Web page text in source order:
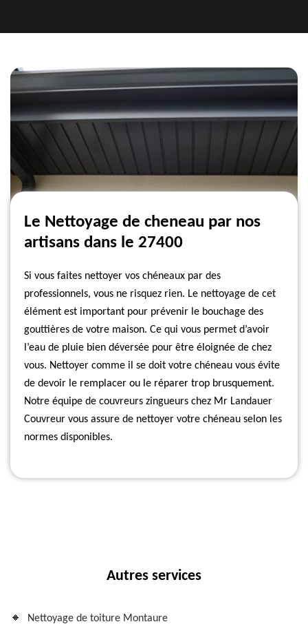
Le Nettoyage de cheneau par nos
artisans dans le 27400
Si vous faites nettoyer vos chéneaux par des
professionnels, vous ne risquez rien. Le nettoyage de cet
élément est important pour prévenir le bouchage des
gouttières de votre maison. Ce qui vous permet d’avoir
l’eau de pluie bien déversée pour être éloignée de chez
vous. Nettoyer comme il se doit votre chéneau vous évite
de devoir le remplacer ou le réparer trop brusquement.
Notre équipe de couvreurs zingueurs chez Mr Landauer
Couvreur vous assure de nettoyer votre chéneau selon les
normes disponibles.
Autres services
Nettoyage de toiture Montaure